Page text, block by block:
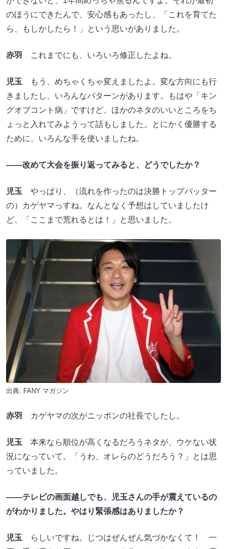
のほうにできたんで、安心感もあったし、「これを育てた
ら、もしかしたら！」という思いがありました。
赤羽 これまでにも、いろいろ修正したよね。
児玉 もう、めちゃくちゃ変えましたよ。変な方向にも行
きましたし、いろんなパターンがあります。もはや「キン
グオブコント病」ですけど、ほかのネタのいいところをち
ょっと入れてみようって話もしました。とにかく優勝する
ために、いろんな手を使いましたね。
――改めて大会を振り返ってみると、どうでしたか？
児玉 やっぱり、（流れを作ったのは決勝トップバッター
の）カゲヤマっすね。なんとなく予想はしていましたけ
ど、「ここまで荒れるとは！」と思いました。
出典: FANY マガジン
赤羽 カゲヤマの次がニッポンの社長でしたし。
児玉 本来なら順位が高くなるだろうネタが、ウケない状
況になっていて。「うわ、オレらのどうだろう？」とは思
っていました。
――テレビの画面越しでも、児玉さんの手が震えているの
がわかりました。やはり緊張感はありましたか？
児玉 らしいですね。じつはぜんぜん気づかなくて！ 一